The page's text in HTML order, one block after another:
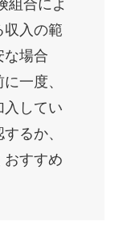
組合によ
収入の範
な場合
一度、
入してい
るか、
おすすめ